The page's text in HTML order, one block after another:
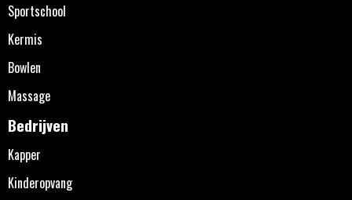
Sportschool
Kermis
Bowlen
Massage
Bedrijven
Kapper
Kinderopvang